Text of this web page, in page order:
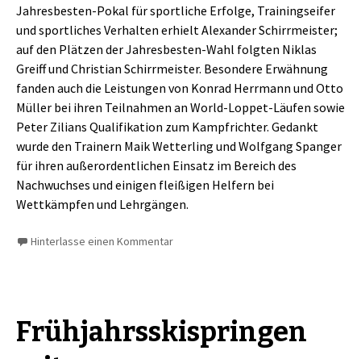
Jahresbesten-Pokal für sportliche Erfolge, Trainingseifer
und sportliches Verhalten erhielt Alexander Schirrmeister;
auf den Plätzen der Jahresbesten-Wahl folgten Niklas
Greiff und Christian Schirrmeister. Besondere Erwähnung
fanden auch die Leistungen von Konrad Herrmann und Otto
Müller bei ihren Teilnahmen an World-Loppet-Läufen sowie
Peter Zilians Qualifikation zum Kampfrichter. Gedankt
wurde den Trainern Maik Wetterling und Wolfgang Spanger
für ihren außerordentlichen Einsatz im Bereich des
Nachwuchses und einigen fleißigen Helfern bei
Wettkämpfen und Lehrgängen.
Hinterlasse einen Kommentar
Frühjahrsskispringen